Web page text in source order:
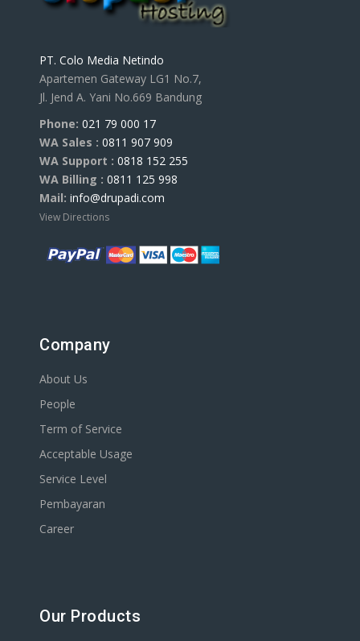
PT. Colo Media Netindo
Apartemen Gateway LG1 No.7,
Jl. Jend A. Yani No.669 Bandung
Phone: 021 79 000 17
WA Sales : 0811 907 909
WA Support : 0818 152 255
WA Billing : 0811 125 998
Mail: info@drupadi.com
View Directions
Company
About Us
People
Term of Service
Acceptable Usage
Service Level
Pembayaran
Career
Our Products